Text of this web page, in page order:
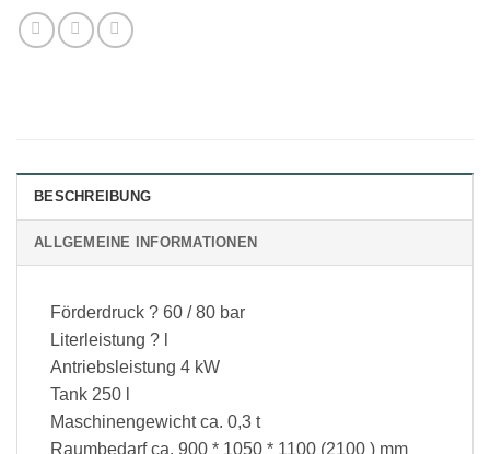
BESCHREIBUNG
ALLGEMEINE INFORMATIONEN
Förderdruck ? 60 / 80 bar
Literleistung ? l
Antriebsleistung 4 kW
Tank 250 l
Maschinengewicht ca. 0,3 t
Raumbedarf ca. 900 * 1050 * 1100 (2100 ) mm